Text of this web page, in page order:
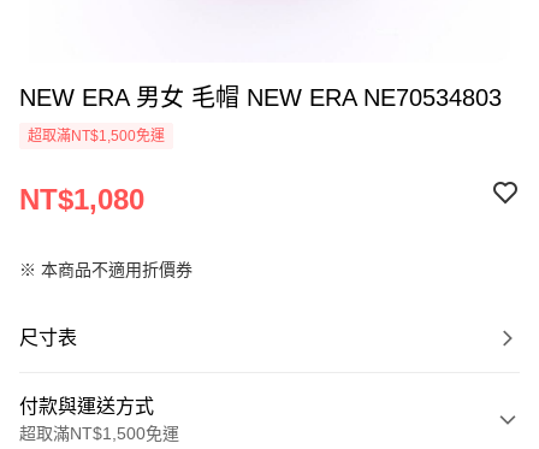
NEW ERA 男女 毛帽 NEW ERA NE70534803
超取滿NT$1,500免運
NT$1,080
※ 本商品不適用折價券
尺寸表
付款與運送方式
超取滿NT$1,500免運